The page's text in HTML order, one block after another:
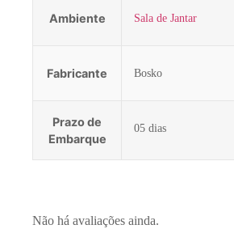
Ambiente Sala de Jantar
Fabricante Bosko
Prazo de
Embarque
05 dias
Não há avaliações ainda.